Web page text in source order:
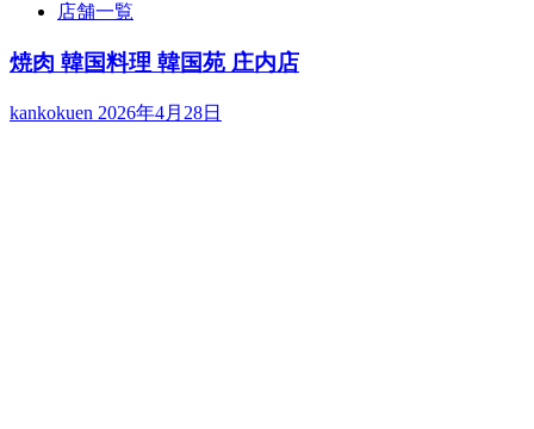
店舗一覧
焼肉 韓国料理 韓国苑 庄内店
kankokuen 2026年4月28日